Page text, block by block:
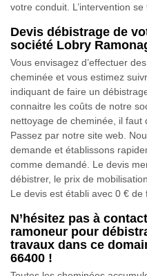
votre conduit. L’intervention
Devis débistrage de
société Lobry
Vous envisagez d’effectuer
cheminée et vous estimez
indiquant de faire un
connaitre les coûts de notre
nettoyage de cheminée, il
Passez par notre site web.
demande et établissons
comme demandé. Le devis
débistrer, le prix de
Le devis est établi avec 0 € de
N’hésitez pas à
ramoneur pour
travaux dans ce
66400 !